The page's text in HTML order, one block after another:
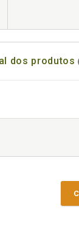
dos produtos